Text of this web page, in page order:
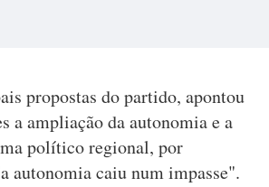
propostas do partido, apontou
a ampliação da autonomia e a
político regional, por
autonomia caiu num impasse".